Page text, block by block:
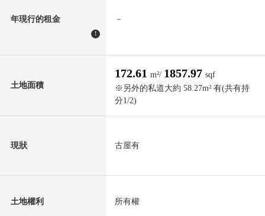
年現行的租金
!
－
土地面積
172.61 m²/ 1857.97 sqf
※另外的私道大約 58.27m² 有(共有持
分1/2)
現狀 古屋有
土地權利 所有權